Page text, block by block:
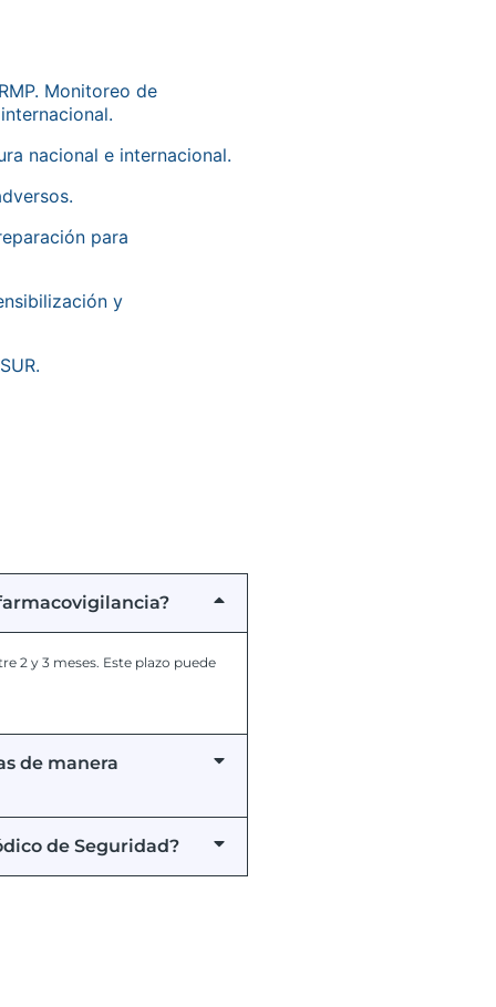
Monitoreo de
nacional e internacional.
para
y
2 y 3 meses. Este plazo puede
de manera
de Seguridad?